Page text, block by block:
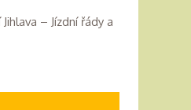
– Jízdní řády a